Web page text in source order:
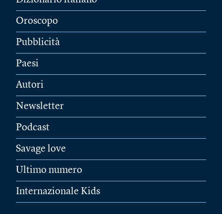
Oroscopo
Pubblicità
Paesi
Autori
Newsletter
Podcast
Savage love
Ultimo numero
Internazionale Kids